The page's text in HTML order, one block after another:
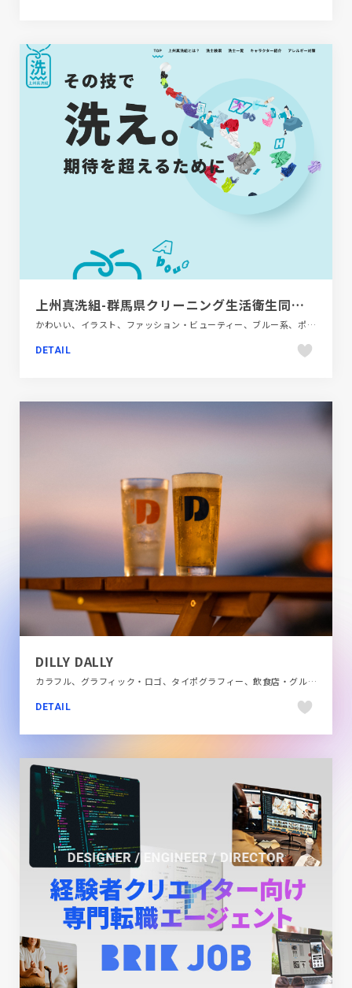
上州真洗組-群馬県クリーニング生活衛生同業組合
かわいい、イラスト、ファッション・ビューティー、ブルー系、ポップ、モーション多め、施設・店舗サイト
DETAIL
DILLY DALLY
カラフル、グラフィック・ロゴ、タイポグラフィー、飲食店・グルメ・ウェディング
DETAIL